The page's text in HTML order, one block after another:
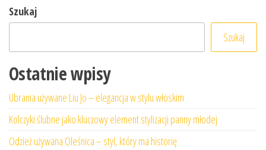
Szukaj
Szukaj
Ostatnie wpisy
Ubrania używane Liu Jo – elegancja w stylu włoskim
Kolczyki ślubne jako kluczowy element stylizacji panny młodej
Odzież używana Oleśnica – styl, który ma historię